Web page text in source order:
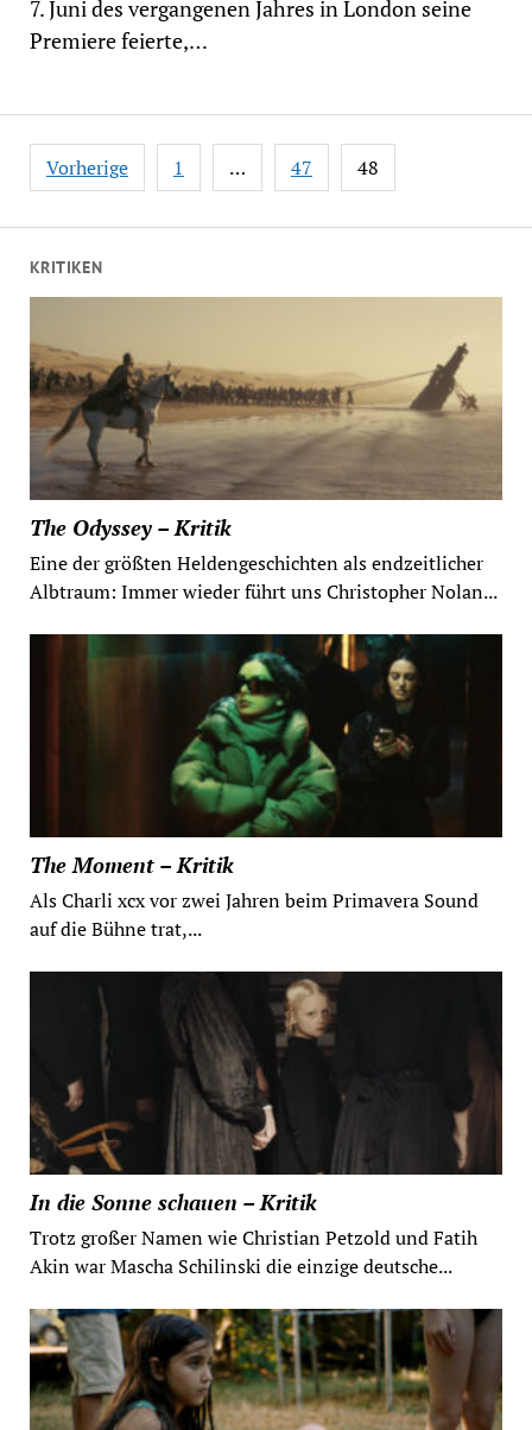
KRITIKEN
The Odyssey – Kritik
Eine der größten Heldengeschichten als endzeitlicher
Albtraum: Immer wieder führt uns Christopher Nolan...
The Moment – Kritik
Als Charli xcx vor zwei Jahren beim Primavera Sound
auf die Bühne trat,...
In die Sonne schauen – Kritik
Trotz großer Namen wie Christian Petzold und Fatih
Akin war Mascha Schilinski die einzige deutsche...
7. Juni des vergangenen Jahres in London seine
Premiere feierte,…
Seitennummerierung
der
Vorherige 1 … 47 48